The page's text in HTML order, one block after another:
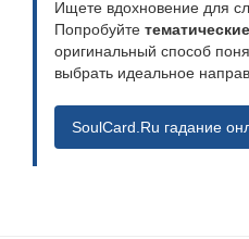
Ищете вдохновение для
Попробуйте
оригинальный способ
выбрать идеальное
SoulCard.Ru гадание